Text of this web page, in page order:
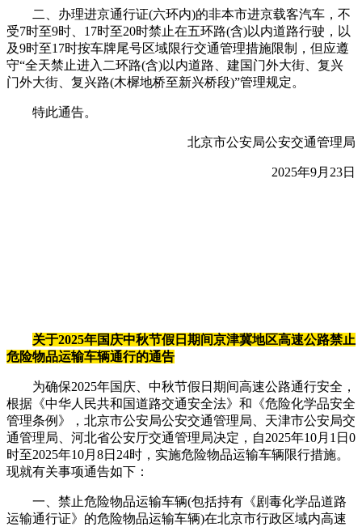
二、办理进京通行证(六环内)的非本市进京载客汽车，不
受7时至9时、17时至20时禁止在五环路(含)以内道路行驶，以
及9时至17时按车牌尾号区域限行交通管理措施限制，但应遵
守“全天禁止进入二环路(含)以内道路、建国门外大街、复兴
门外大街、复兴路(木樨地桥至新兴桥段)”管理规定。
特此通告。
北京市公安局公安交通管理局
2025年9月23日
关于2025年国庆中秋节假日期间京津冀地区高速公路禁止
危险物品运输车辆通行的通告
为确保2025年国庆、中秋节假日期间高速公路通行安全，
根据《中华人民共和国道路交通安全法》和《危险化学品安全
管理条例》，北京市公安局公安交通管理局、天津市公安局交
通管理局、河北省公安厅交通管理局决定，自2025年10月1日0
时至2025年10月8日24时，实施危险物品运输车辆限行措施。
现就有关事项通告如下：
一、禁止危险物品运输车辆(包括持有《剧毒化学品道路
运输通行证》的危险物品运输车辆)在北京市行政区域内高速